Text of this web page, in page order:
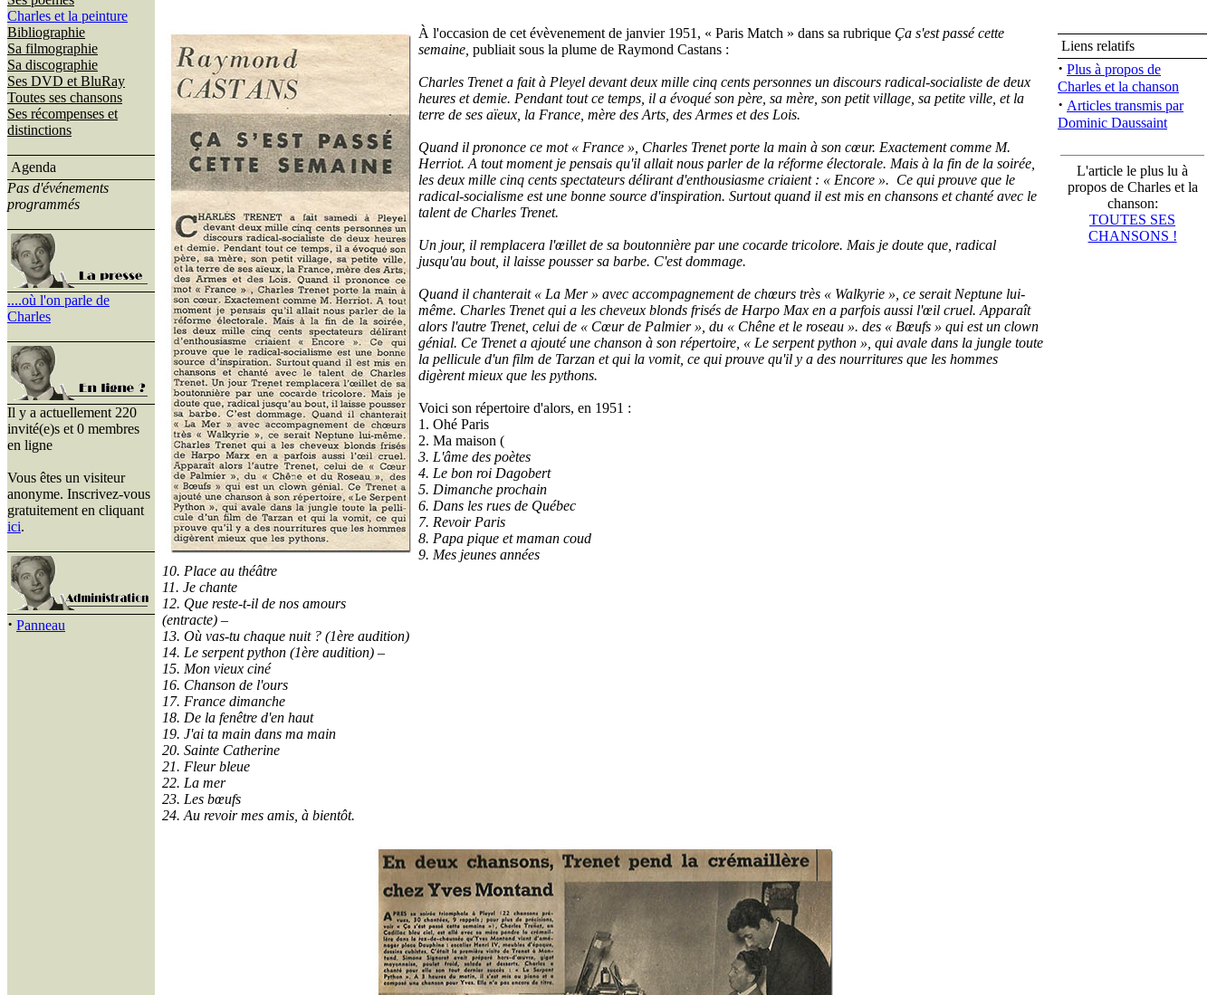
Charles et la peinture
Bibliographie
Sa filmographie
Sa discographie
Ses DVD et BluRay
Toutes ses chansons
Ses récompenses et
distinctions
Agenda
Pas d'événements
programmés
....où l'on parle de
Charles
Il y a actuellement 220
invité(e)s et 0 membres
en ligne
Vous êtes un visiteur
anonyme. Inscrivez-vous
gratuitement en cliquant
ici.
· Panneau
À l'occasion de cet évèvenement de janvier 1951, « Paris Match » dans sa rubrique Ça s'est passé cette
semaine, publiait sous la plume de Raymond Castans :
Charles Trenet a fait à Pleyel devant deux mille cinq cents personnes un discours radical-socialiste de deux
heures et demie. Pendant tout ce temps, il a évoqué son père, sa mère, son petit village, sa petite ville, et la
terre de ses aïeux, la France, mère des Arts, des Armes et des Lois.
Quand il prononce ce mot « France », Charles Trenet porte la main à son cœur. Exactement comme M.
Herriot. A tout moment je pensais qu'il allait nous parler de la réforme électorale. Mais à la fin de la soirée,
les deux mille cinq cents spectateurs délirant d'enthousiasme criaient : « Encore ». Ce qui prouve que le
radical-socialisme est une bonne source d'inspiration. Surtout quand il est mis en chansons et chanté avec le
talent de Charles Trenet.
Un jour, il remplacera l'œillet de sa boutonnière par une cocarde tricolore. Mais je doute que, radical
jusqu'au bout, il laisse pousser sa barbe. C'est dommage.
Quand il chanterait « La Mer » avec accompagnement de chœurs très « Walkyrie », ce serait Neptune lui-
même. Charles Trenet qui a les cheveux blonds frisés de Harpo Max en a parfois aussi l'œil cruel. Apparaît
alors l'autre Trenet, celui de « Cœur de Palmier », du « Chêne et le roseau ». des « Bœufs » qui est un clown
génial. Ce Trenet a ajouté une chanson à son répertoire, « Le serpent python », qui avale dans la jungle toute
la pellicule d'un film de Tarzan et qui la vomit, ce qui prouve qu'il y a des nourritures que les hommes
digèrent mieux que les pythons.
Voici son répertoire d'alors, en 1951 :
1. Ohé Paris
2. Ma maison (
3. L'âme des poètes
4. Le bon roi Dagobert
5. Dimanche prochain
6. Dans les rues de Québec
7. Revoir Paris
8. Papa pique et maman coud
9. Mes jeunes années
10. Place au théâtre
11. Je chante
12. Que reste-t-il de nos amours
(entracte) –
13. Où vas-tu chaque nuit ? (1ère audition)
14. Le serpent python (1ère audition) –
15. Mon vieux ciné
16. Chanson de l'ours
17. France dimanche
18. De la fenêtre d'en haut
19. J'ai ta main dans ma main
20. Sainte Catherine
21. Fleur bleue
22. La mer
23. Les bœufs
24. Au revoir mes amis, à bientôt.
Liens relatifs
· Plus à propos de
Charles et la chanson
· Articles transmis par
Dominic Daussaint
L'article le plus lu à
propos de Charles et la
chanson:
TOUTES SES
CHANSONS !